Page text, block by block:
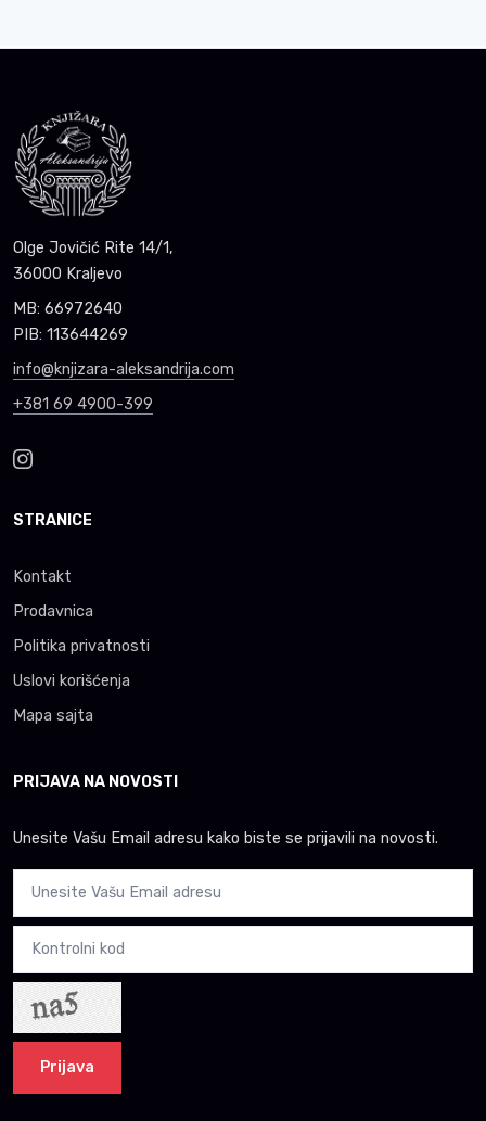
Olge Jovičić Rite 14/1,
36000 Kraljevo
MB: 66972640
PIB: 113644269
info@knjizara-aleksandrija.com
+381 69 4900-399
STRANICE
Kontakt
Prodavnica
Politika privatnosti
Uslovi korišćenja
Mapa sajta
PRIJAVA NA NOVOSTI
Unesite Vašu Email adresu kako biste se prijavili na novosti.
Prijava